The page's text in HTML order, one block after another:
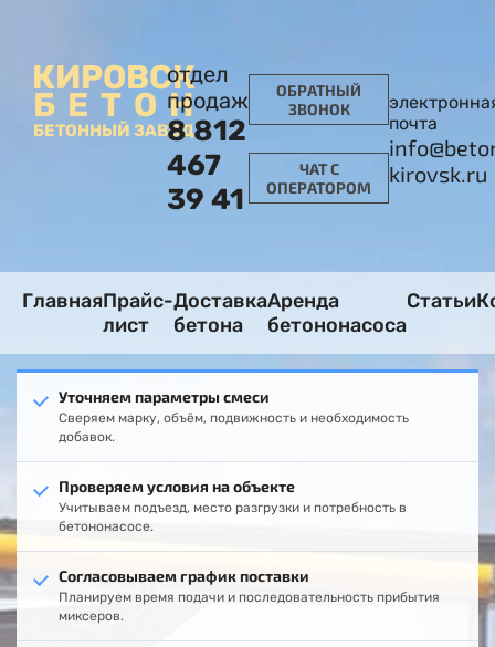
КИРОВСК
БЕТОН
БЕТОННЫЙ ЗАВОД
отдел
продаж
8 812
467
39 41
ОБРАТНЫЙ
ЗВОНОК
ЧАТ С
ОПЕРАТОРОМ
почта
kirovsk.ru
ГлавнаяПрайс-
лист
Доставка
бетона
Аренда
бетононасоса
Статьи
Уточняем параметры смеси
Сверяем марку, объём, подвижность и необходимость
добавок.
Проверяем условия на объекте
Учитываем подъезд, место разгрузки и потребность в
бетононасосе.
Согласовываем график поставки
Планируем время подачи и последовательность прибытия
миксеров.